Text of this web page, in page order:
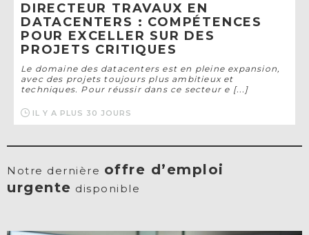
DIRECTEUR TRAVAUX EN
DATACENTERS : COMPÉTENCES
POUR EXCELLER SUR DES
PROJETS CRITIQUES
Le domaine des datacenters est en pleine expansion,
avec des projets toujours plus ambitieux et
techniques. Pour réussir dans ce secteur e [...]
IL Y A PLUS 30 JOURS
Notre dernière offre d’emploi
urgente disponible